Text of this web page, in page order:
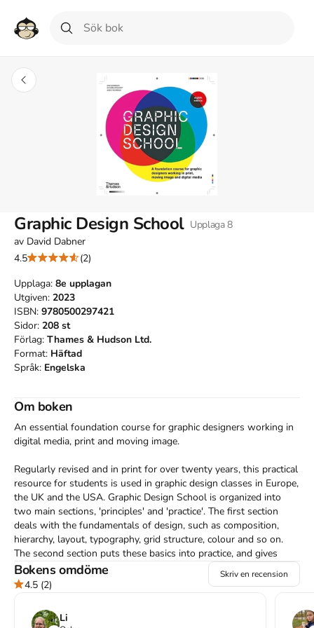
Graphic Design School Upplaga8
av David Dabner
4.5
(2)
Upplaga: 8e upplagan
Utgiven: 2023
ISBN: 9780500297421
Sidor: 208 st
Förlag: Thames & Hudson Ltd.
Format: Häftad
Språk: Engelska
Om boken
An essential foundation course for graphic designers working in
digital media, print and moving image.
Regularly revised and in print for over twenty years, this practical
resource for students is used in graphic design classes in Europe,
the UK and the USA. Graphic Design School is organized into
two main sections, 'principles' and 'practice'. The first section
deals with the fundamentals of design, such as composition,
hierarchy, layout, typography, grid structure, colour and so on.
The second section puts these basics into practice, and gives
information about studio techniques and production issues
relevant to a number of different graphic design disciplines. The
career choices open to students entering the graphic design field.
Bokens omdöme
4.5 (2)
Skriv en recension
Li